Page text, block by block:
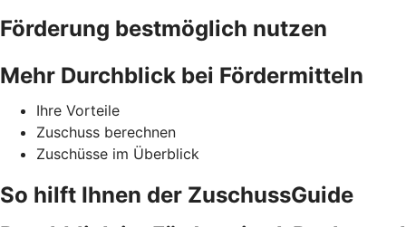
Förderung bestmöglich nutzen
Mehr Durchblick bei Fördermitteln
Ihre Vorteile
Zuschuss berechnen
Zuschüsse im Überblick
So hilft Ihnen der ZuschussGuide